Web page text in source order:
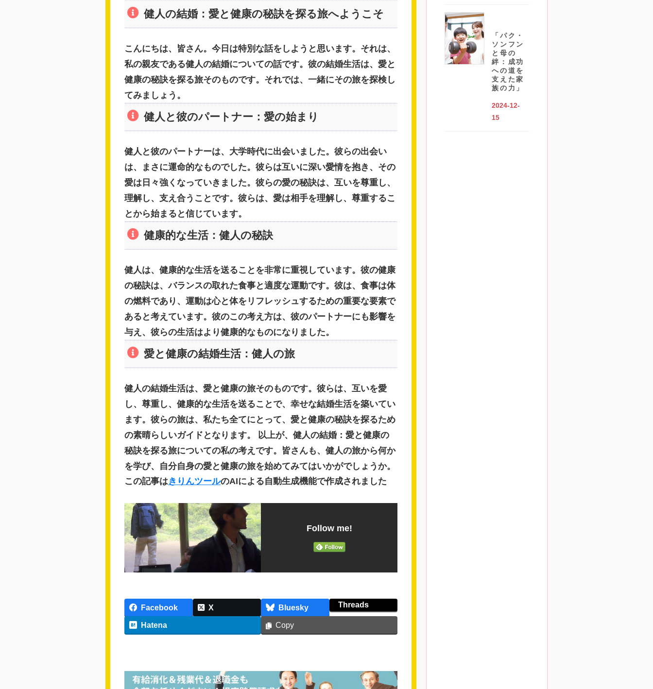
健人の結婚：愛と健康の秘訣を探る旅へようこそ
こんにちは、皆さん。今日は特別な話をしようと思います。それは、
私の親友である健人の結婚についての話です。彼の結婚生活は、愛と
健康の秘訣を探る旅そのものです。それでは、一緒にその旅を探検し
てみましょう。
健人と彼のパートナー：愛の始まり
健人と彼のパートナーは、大学時代に出会いました。彼らの出会い
は、まさに運命的なものでした。彼らは互いに深い愛情を抱き、その
愛は日々強くなっていきました。彼らの愛の秘訣は、互いを尊重し、
理解し、支え合うことです。彼らは、愛は相手を理解し、尊重するこ
とから始まると信じています。
健康的な生活：健人の秘訣
健人は、健康的な生活を送ることを非常に重視しています。彼の健康
の秘訣は、バランスの取れた食事と適度な運動です。彼は、食事は体
の燃料であり、運動は心と体をリフレッシュするための重要な要素で
あると考えています。彼のこの考え方は、彼のパートナーにも影響を
与え、彼らの生活はより健康的なものになりました。
愛と健康の結婚生活：健人の旅
健人の結婚生活は、愛と健康の旅そのものです。彼らは、互いを愛
し、尊重し、健康的な生活を送ることで、幸せな結婚生活を築いてい
ます。彼らの旅は、私たち全てにとって、愛と健康の秘訣を探るため
の素晴らしいガイドとなります。 以上が、健人の結婚：愛と健康の
秘訣を探る旅についての私の考えです。皆さんも、健人の旅から何か
を学び、自分自身の愛と健康の旅を始めてみてはいかがでしょうか。
この記事はきりんツールのAIによる自動生成機能で作成されました
Follow me!
Facebook X Bluesky Threads
Hatena Copy
「パク・
ソンフン
と母の
絆：成功
への道を
支えた家
族の力」
2024-12-
15